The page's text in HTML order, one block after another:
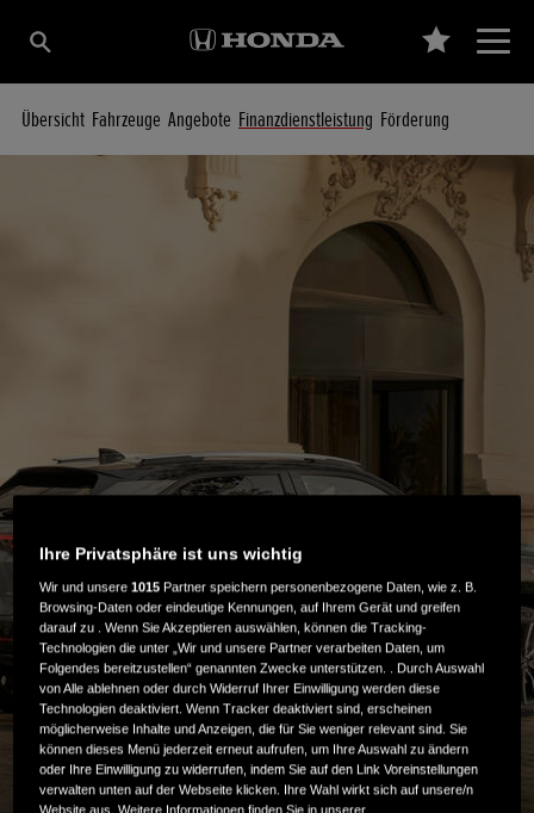
Übersicht Fahrzeuge Angebote Finanzdienstleistung Förderung
MIT HONDA FINANCIAL
SERVICES AUF DER
Ihre Privatsphäre ist uns wichtig
Wir und unsere1015 Partner speichern personenbezogene Daten, wie z. B.
Browsing-Daten oder eindeutige Kennungen, auf Ihrem Gerät und greifen
darauf zu . Wenn Sie Akzeptieren auswählen, können die Tracking-
Technologien die unter „Wir und unsere Partner verarbeiten Daten, um
Folgendes bereitzustellen“ genannten Zwecke unterstützen. . Durch Auswahl
von Alle ablehnen oder durch Widerruf Ihrer Einwilligung werden diese
Technologien deaktiviert. Wenn Tracker deaktiviert sind, erscheinen
möglicherweise Inhalte und Anzeigen, die für Sie weniger relevant sind. Sie
können dieses Menü jederzeit erneut aufrufen, um Ihre Auswahl zu ändern
oder Ihre Einwilligung zu widerrufen, indem Sie auf den Link Voreinstellungen
verwalten unten auf der Webseite klicken. Ihre Wahl wirkt sich auf unsere/n
Website aus. Weitere Informationen finden Sie in unserer